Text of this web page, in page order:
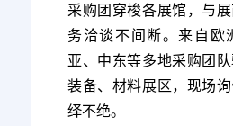
采购团穿梭各展馆，与
务洽谈不间断。来自欧
亚、中东等多地采购团
装备、材料展区，现场
绎不绝。